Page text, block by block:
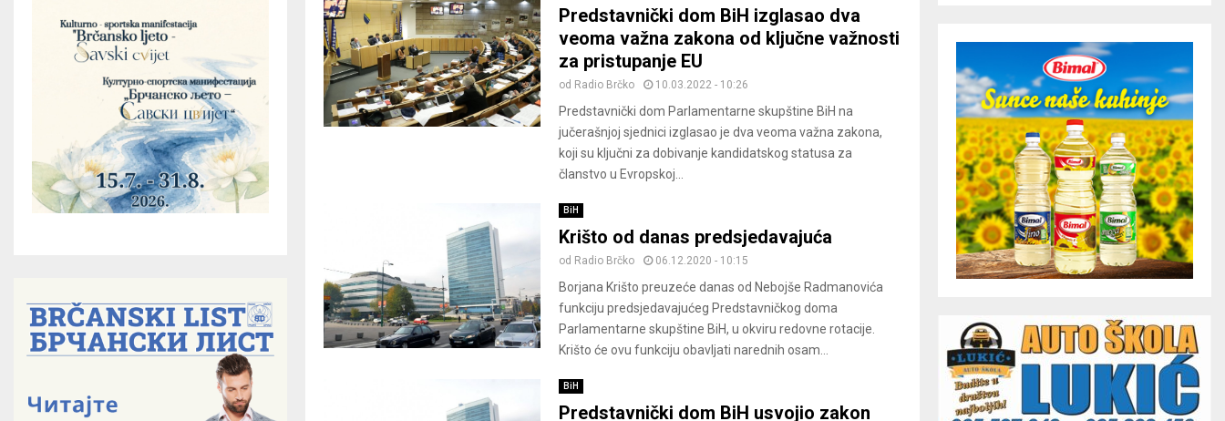
Predstavnički dom BiH izglasao dva
veoma važna zakona od ključne važnosti
za pristupanje EU
od Radio Brčko 10.03.2022 - 10:26
Predstavnički dom Parlamentarne skupštine BiH na
jučerašnjoj sjednici izglasao je dva veoma važna zakona,
koji su ključni za dobivanje kandidatskog statusa za
članstvo u Evropskoj...
BiH
Krišto od danas predsjedavajuća
od Radio Brčko 06.12.2020 - 10:15
Borjana Krišto preuzeće danas od Nebojše Radmanovića
funkciju predsjedavajućeg Predstavničkog doma
Parlamentarne skupštine BiH, u okviru redovne rotacije.
Krišto će ovu funkciju obavljati narednih osam...
BiH
Predstavnički dom BiH usvojio zakon